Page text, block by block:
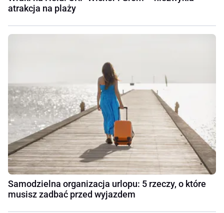
atrakcja na plaży
Samodzielna organizacja urlopu: 5 rzeczy, o które
musisz zadbać przed wyjazdem